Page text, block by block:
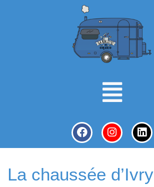
La chaussée d’Ivry